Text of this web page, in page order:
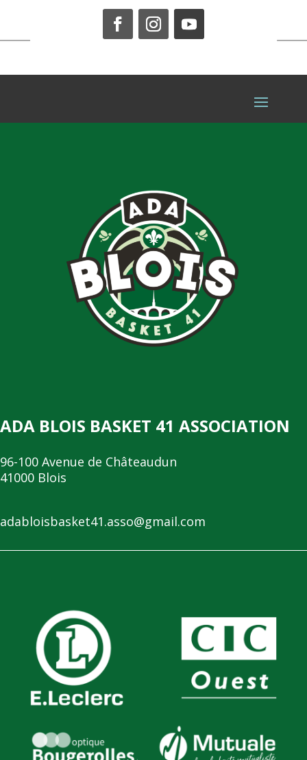
ADA BLOIS BASKET 41 ASSOCIATION
96-100 Avenue de Châteaudun
41000 Blois
adabloisbasket41.asso@gmail.com